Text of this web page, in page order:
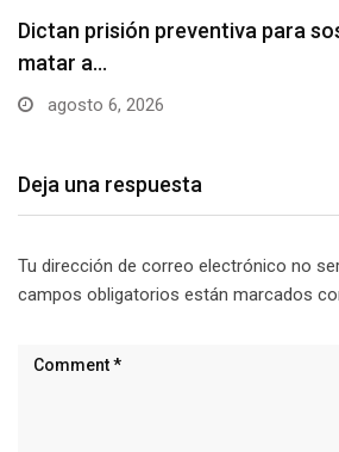
Usuarios madrugan y hacen
obtener…
agosto 6, 2026
Deja una respuesta
Tu dirección de correo electrónico no
campos obligatorios están marcados